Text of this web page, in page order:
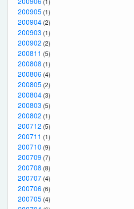
200905 (1)
200904 (2)
200903 (1)
200902 (2)
200811 (5)
200808 (1)
200806 (4)
200805 (2)
200804 (3)
200803 (5)
200802 (1)
200712 (5)
200711 (1)
200710 (9)
200709 (7)
200708 (8)
200707 (4)
200706 (6)
200705 (4)